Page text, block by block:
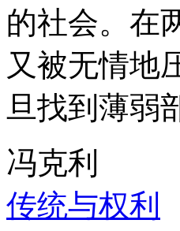
的社会。在
又被无情地
旦找到薄弱
冯克利
传统与权利